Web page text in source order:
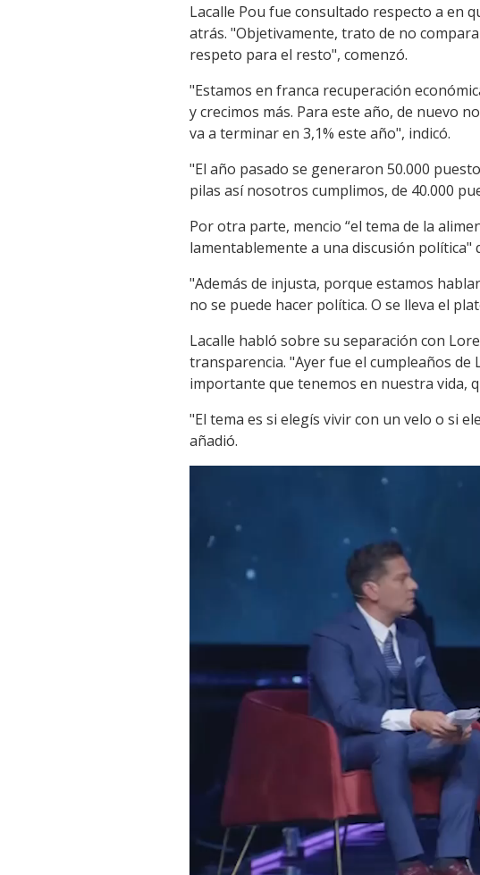
Lacalle Pou fue consultado respecto a en
atrás. "Objetivamente, trato de no
respeto para el resto", comenzó.
"Estamos en franca recuperación
y crecimos más. Para este año, de nuevo
va a terminar en 3,1% este año", indicó.
"El año pasado se generaron 50.000
pilas así nosotros cumplimos, de 40.000
Por otra parte, mencio “el tema de la
lamentablemente a una discusión política"
"Además de injusta, porque estamos
no se puede hacer política. O se lleva el
Lacalle habló sobre su separación con
transparencia. "Ayer fue el cumpleaños
importante que tenemos en nuestra vida,
"El tema es si elegís vivir con un velo o si
añadió.